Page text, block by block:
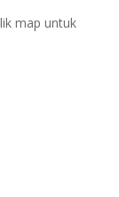
map untuk